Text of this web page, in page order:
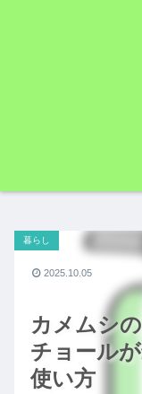
カメムシ
チョール
使い方
暮らし
2025.10.05